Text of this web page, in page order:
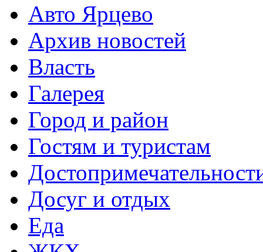
Авто Ярцево
Архив новостей
Власть
Галерея
Город и район
Гостям и туристам
Досуг и отдых
Еда